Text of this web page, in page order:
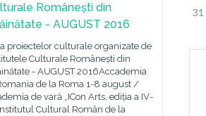
Românești din
- AUGUST 2016
proiectelor culturale organizate de
Culturale Românești din
- AUGUST 2016Accademia
de la Roma 1-8 august /
de vară „ICon Arts, ediția a IV-
Cultural Român de la
31